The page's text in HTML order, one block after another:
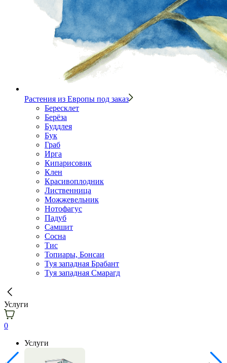
Растения из Европы под заказ
Бересклет
Берёза
Буддлея
Бук
Граб
Ирга
Кипарисовик
Клен
Красивоплодник
Лиственница
Можжевельник
Нотофагус
Падуб
Самшит
Сосна
Тис
Топиары, Бонсаи
Туя западная Брабант
Туя западная Смарагд
Услуги
0
Услуги